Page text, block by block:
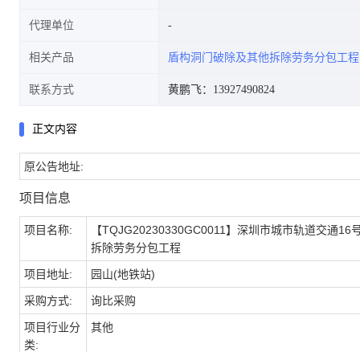
代理单位
相关产品 盾构洞门破除及其他拆除劳务分包工程
联系方式 黄鹏飞：13927490824
正文内容
原公告地址:
项目信息
项目名称:
【TQJG20230330GC0011】深圳市城市轨道交通16
拆除劳务分包工程
项目地址: 园山(地铁站)
采购方式: 询比采购
项目行业分
类:
其他